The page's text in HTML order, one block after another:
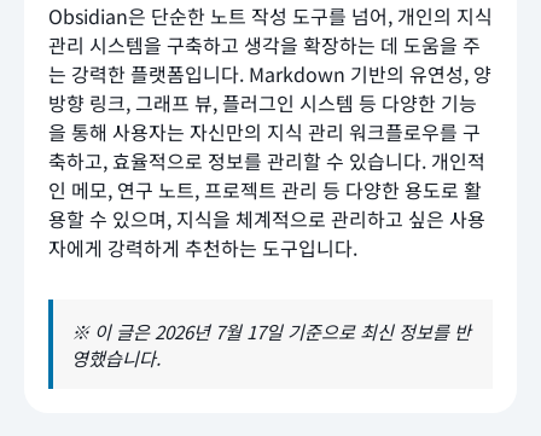
Obsidian은 단순한 노트 작성 도구를 넘어, 개인의 지식
관리 시스템을 구축하고 생각을 확장하는 데 도움을 주
는 강력한 플랫폼입니다. Markdown 기반의 유연성, 양
방향 링크, 그래프 뷰, 플러그인 시스템 등 다양한 기능
을 통해 사용자는 자신만의 지식 관리 워크플로우를 구
축하고, 효율적으로 정보를 관리할 수 있습니다. 개인적
인 메모, 연구 노트, 프로젝트 관리 등 다양한 용도로 활
용할 수 있으며, 지식을 체계적으로 관리하고 싶은 사용
자에게 강력하게 추천하는 도구입니다.
※ 이 글은 2026년 7월 17일 기준으로 최신 정보를 반
영했습니다.